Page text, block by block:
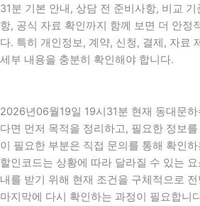
31분 기본 안내, 상담 전 준비사항, 비교
항, 공식 자료 확인까지 함께 보면 더 안정
다. 특히 개인정보, 계약, 신청, 결제, 자료
세부 내용을 충분히 확인해야 합니다.
2026년06월19일 19시31분 현재 동대문
다면 먼저 목적을 정리하고, 필요한 정보
이 필요한 부분은 직접 문의를 통해 확인
할인코드는 상황에 따라 달라질 수 있는
내를 받기 위해 현재 조건을 구체적으로
마지막에 다시 확인하는 과정이 필요합니